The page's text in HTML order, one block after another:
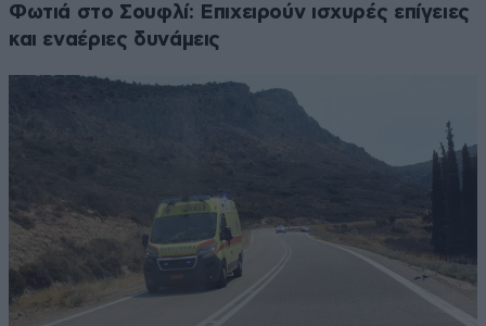
Φωτιά στο Σουφλί: Επιχειρούν ισχυρές επίγειες
και εναέριες δυνάμεις